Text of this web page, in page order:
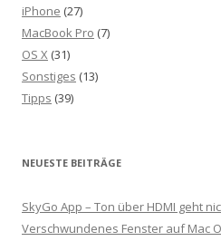
iPhone (27)
MacBook Pro (7)
OS X (31)
Sonstiges (13)
Tipps (39)
NEUESTE BEITRÄGE
SkyGo App – Ton über HDMI geht
Verschwundenes Fenster auf Mac